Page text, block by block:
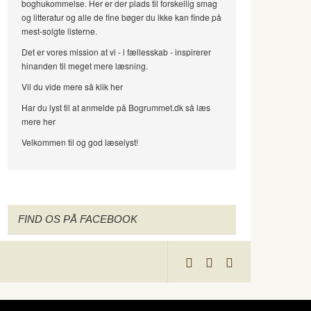
boghukommelse. Her er der plads til forskellig smag
og litteratur og alle de fine bøger du ikke kan finde på
mest-solgte listerne.
Det er vores mission at vi - i fællesskab - inspirerer
hinanden til meget mere læsning.
Vil du vide mere så klik her
Har du lyst til at anmelde på Bogrummet.dk så læs
mere her
Velkommen til og god læselyst!
FIND OS PÅ FACEBOOK